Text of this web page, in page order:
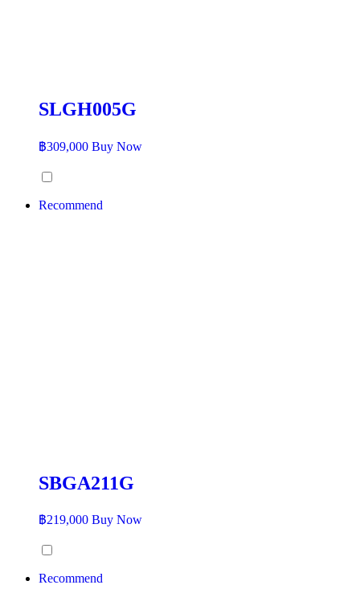
SLGH005G
฿309,000 Buy Now
Recommend
SBGA211G
฿219,000 Buy Now
Recommend